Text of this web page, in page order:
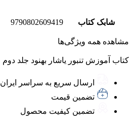
شابک کتاب 9790802609419
مشاهده همه ویژگی‌ها
کتاب آموزش تنبور یاشار بهنود جلد دوم
ارسال سریع به سراسر ایران
تضمین قیمت
تضمین کیفیت محصول